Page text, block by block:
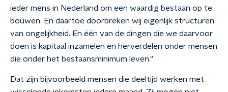
ieder mens in Nederland om een waardig bestaan op te
bouwen. En daartoe doorbreken wij eigenlijk structuren
van ongelijkheid. En één van de dingen die we daarvoor
doen is kapitaal inzamelen en herverdelen onder mensen
die onder het bestaansminimum leven."
Dat zijn bijvoorbeeld mensen die deeltijd werken met